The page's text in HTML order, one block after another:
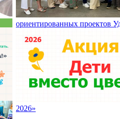
ориентированных проектов
2026»